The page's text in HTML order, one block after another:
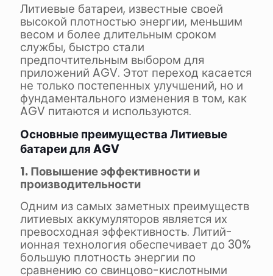
Литиевые батареи, известные своей
высокой плотностью энергии, меньшим
весом и более длительным сроком
службы, быстро стали
предпочтительным выбором для
приложений AGV. Этот переход касается
не только постепенных улучшений, но и
фундаментального изменения в том, как
AGV питаются и используются.
Основные преимуществаЛитиевые
батареи для AGV
1. Повышение эффективности и
производительности
Одним из самых заметных преимуществ
литиевых аккумуляторов является их
превосходная эффективность. Литий-
ионная технология обеспечивает до 30%
большую плотность энергии по
сравнению со свинцово-кислотными